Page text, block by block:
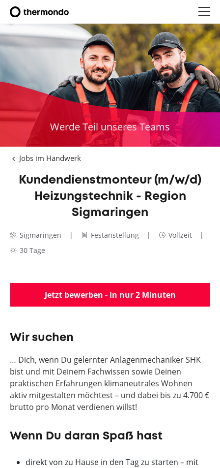
Werde Teil unseres Teams
Jobs im Handwerk
Kundendienstmonteur (m/w/d)
Heizungstechnik - Region
Sigmaringen
Sigmaringen Festanstellung
Vollzeit
30 Tage
Jetzt bewerben - in nur 2 Minuten
Wir suchen
… Dich, wenn Du gelernter Anlagenmechaniker SHK
bist und mit Deinem Fachwissen sowie Deinen
praktischen Erfahrungen klimaneutrales Wohnen
aktiv mitgestalten möchtest – und dabei bis zu 4.700 €
brutto pro Monat verdienen willst!
Wenn Du daran Spaß hast
direkt von zu Hause in den Tag zu starten – mit